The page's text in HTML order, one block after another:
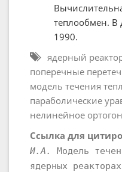
теплообмен. В
1990.
ядерный
поперечные
модель течения
параболические
нелинейное
Ссылка для
И.А.
Модель
ядерных